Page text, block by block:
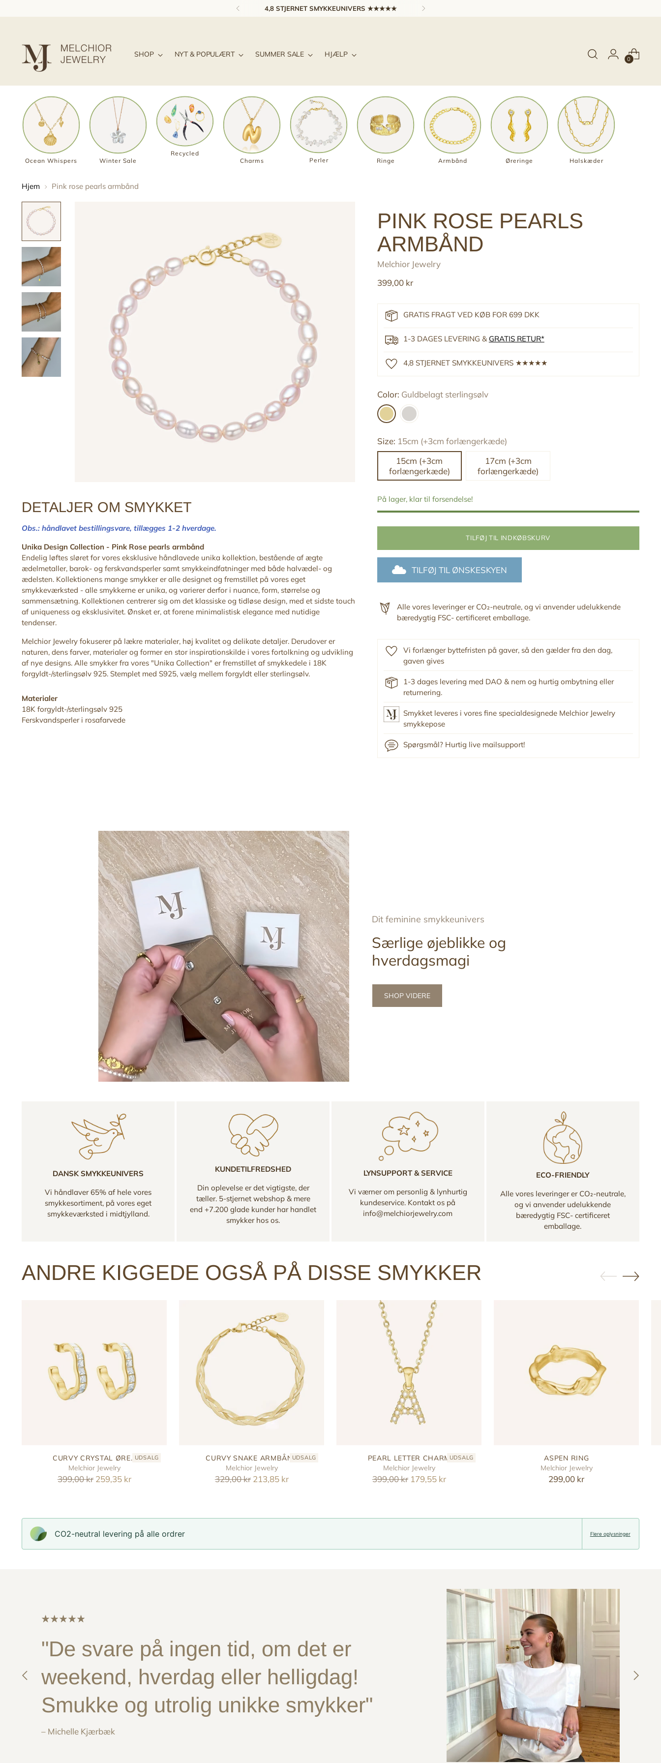
4,8 STJERNET SMYKKEUNIVERS ★★★★★
SHOP NYT & POPULÆRT SUMMER SALE HJÆLP
0
Ocean Whispers Winter Sale
Recycled
Charms
Perler Ringe Armbånd Øreringe Halskæder
Hjem Pink rose pearls armbånd
DETALJER OM SMYKKET
Obs.: håndlavet bestillingsvare,tillægges 1-2 hverdage.
Unika Design Collection - Pink Rose pearls armbånd
Endelig løftes sløret for vores eksklusive håndlavede unika kollektion, bestående af ægte
ædelmetaller, barok- og ferskvandsperler samt smykkeindfatninger med både halvædel- og
ædelsten. Kollektionens mange smykker er alle designet og fremstillet på vores eget
smykkeværksted - alle smykkerne er unika, og varierer derfor i nuance, form, størrelse og
sammensætning. Kollektionen centrerer sig om det klassiske og tidløse design, medet sidste touch
af uniqueness og eksklusivitet. Ønsket er, atforene minimalistisk elegance med nutidige
tendenser.
Melchior Jewelry fokuserer på lækre materialer, høj kvalitet og delikate detaljer. Derudover er
naturen, dens farver, materialer og former en stor inspirationskilde i vores fortolkning og udvikling
af nye designs.Alle smykker fra vores "Unika Collection" er fremstillet af smykkedele i 18K
forgyldt-/sterlingsølv 925. Stemplet med S925, vælg mellem forgyldt eller sterlingsølv.
Materialer
18K forgyldt-/sterlingsølv 925
Ferskvandsperler i rosafarvede
PINK ROSE PEARLS
ARMBÅND
Melchior Jewelry
Reguler
399,00 kr
GRATIS FRAGT VED KØB FOR 699 DKK
1-3 DAGES LEVERING & GRATIS RETUR*
4,8 STJERNET SMYKKEUNIVERS ★★★★★
Color: Guldbelagt sterlingsølv
Size: 15cm (+3cm forlængerkæde)
15cm (+3cm
forlængerkæde)
17cm (+3cm
forlængerkæde)
På lager, klar til forsendelse!
TILFØJ TIL INDKØBSKURV
TILFØJ TIL ØNSKESKYEN
Alle vores leveringer er CO₂-neutrale, og vi anvender udelukkende
bæredygtig FSC- certificeret emballage.
Vi forlænger byttefristen på gaver, så den gælder fra den dag,
gaven gives
1-3 dages levering med DAO & nem og hurtig ombytning eller
returnering.
Smykket leveres i vores fine specialdesignede Melchior Jewelry
smykkepose
Spørgsmål? Hurtig live mailsupport!
Dit feminine smykkeunivers
Særlige øjeblikke og
hverdagsmagi
SHOP VIDERE
DANSK SMYKKEUNIVERS
Vi håndlaver 65% af hele vores
smykkesortiment, på vores eget
smykkeværksted i midtjylland.
KUNDETILFREDSHED
Din oplevelse er det vigtigste, der
tæller. 5-stjernet webshop & mere
end +7.200 glade kunder har handlet
smykker hos os.
LYNSUPPORT & SERVICE
Vi værner om personlig & lynhurtig
kundeservice. Kontakt os på
info@melchiorjewelry.com
ECO-FRIENDLY
Alle vores leveringer er CO₂-neutrale,
og vi anvender udelukkende
bæredygtig FSC- certificeret
emballage.
ANDRE KIGGEDE OGSÅ PÅ DISSE SMYKKER
CURVY CRYSTAL ØRE...UDSALG
Melchior Jewelry
Reguler
399,00 kr 259,35 kr
CURVY SNAKE ARMBÅNDUDSALG
Melchior Jewelry
Reguler
329,00 kr 213,85 kr
PEARL LETTER CHARMUDSALG
Melchior Jewelry
Reguler
399,00 kr 179,55 kr
ASPEN RING
Melchior Jewelry
299,00 kr
CO2-neutral levering på alle ordrer Flere oplysninger
"De svare på ingen tid, om det er
weekend, hverdag eller helligdag!
Smukke og utrolig unikke smykker"
– Michelle Kjærbæk